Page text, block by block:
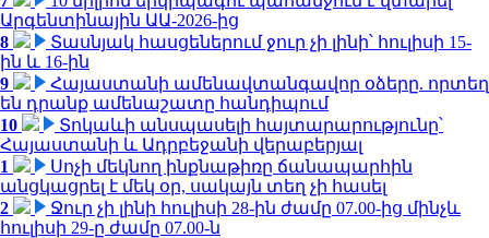
Արգենտինային ԱԱ-2026-ից
8
Տասնյակ հասցեներում ջուր չի լինի՝ հուլիսի 15-
ին և 16-ին
9
Հայաստանի ամենավտանգավոր օձերը. որտեղ
են դրանք ամենաշատը հանդիպում
10
Տոկաևի անսպասելի հայտարարությունը՝
Հայաստանի և Ադրբեջանի վերաբերյալ
1
Սոչի մեկնող ինքնաթիռը ճանապարհին
անցկացրել է մեկ օր, սակայն տեղ չի հասել
2
Ջուր չի լինի հուլիսի 28-ին ժամը 07.00-ից մինչև
հուլիսի 29-ը ժամը 07.00-ն